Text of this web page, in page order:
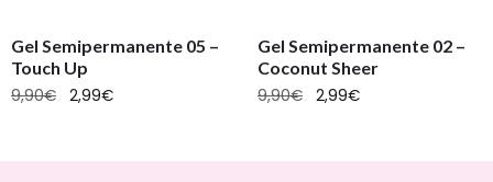
Gel Semipermanente 05 –
Touch Up
9,90€ 2,99€
Gel Semipermanente 02 –
Coconut Sheer
9,90€ 2,99€